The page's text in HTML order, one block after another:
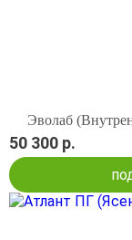
Эволаб
50 300 р.